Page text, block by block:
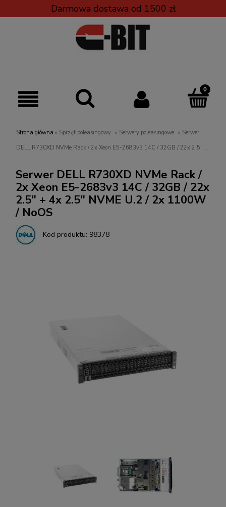
Darmowa dostawa od 1500 zł
Strona główna » Sprzęt poleasingowy » Serwery poleasingowe » Serwer
DELL R730XD NVMe Rack / 2x Xeon E5-2683v3 14C / 32GB / 22x 2.5" +
Serwer DELL R730XD NVMe Rack /
2x Xeon E5-2683v3 14C / 32GB / 22x
2.5" + 4x 2.5" NVME U.2 / 2x 1100W
/ NoOS
Kod produktu: 98378